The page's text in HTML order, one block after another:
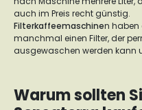
auch im Preis recht günstig.
Filterkaffeemaschinen haben
manchmal einen Filter, der
ausgewaschen werden kann
Warum sollten